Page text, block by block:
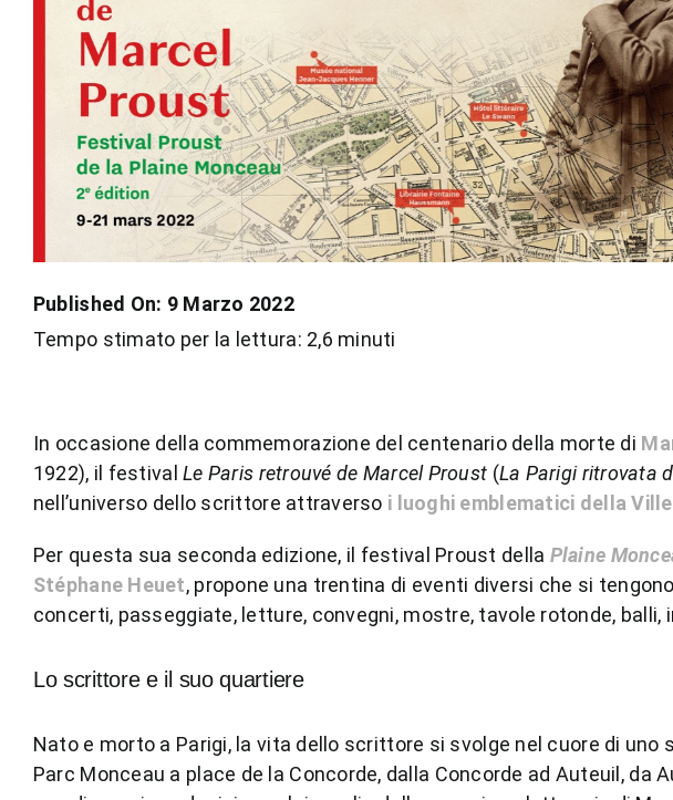
Published On: 9 Marzo 2022
Tempo stimato per la lettura: 2,6 minuti
In occasione della commemorazione del centenario della morte di
1922), il festivalLe Paris retrouvé de Marcel Proust (La Parigi ritrovata
nell’universo dello scrittore attraverso i luoghi emblematici della
Per questa sua seconda edizione, il festival Proust della Plaine
Stéphane Heuet, propone una trentina di eventi diversi che si
concerti, passeggiate, letture, convegni, mostre, tavole rotonde,
Lo scrittore e il suo quartiere
Nato e morto a Parigi, la vita dello scrittore si svolge nel cuore di uno
Parc Monceau a place de la Concorde, dalla Concorde ad Auteuil, da